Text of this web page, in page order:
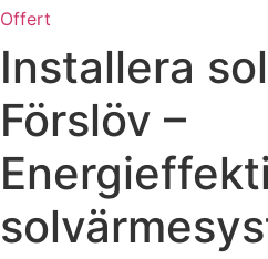
Offert
Installera
Förslöv –